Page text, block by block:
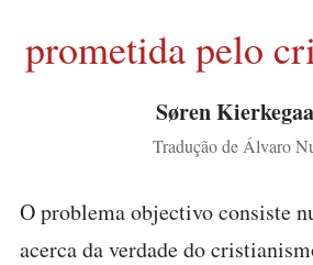
prometida pelo
Søren
Tradução de Álvaro
O problema objectivo consiste
acerca da verdade do